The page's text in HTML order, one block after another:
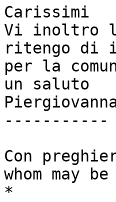
Carissimi
Vi inoltro
ritengo di
per la
un saluto
-----------
Con
whom may
*